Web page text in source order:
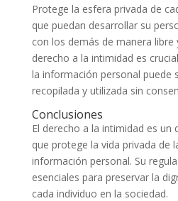
Protege la esfera privada de
que puedan desarrollar su
con los demás de manera libre
derecho a la intimidad es
la información personal puede
recopilada y utilizada sin
Conclusiones
El derecho a la intimidad es un
que protege la vida privada de
información personal. Su
esenciales para preservar la
cada individuo en la sociedad.